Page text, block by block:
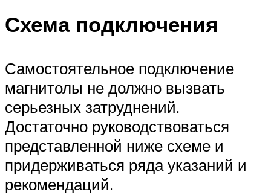
Схема подключения
Самостоятельное подключение
магнитолы не должно вызвать
серьезных затруднений.
Достаточно руководствоваться
представленной ниже схеме и
придерживаться ряда указаний и
рекомендаций.